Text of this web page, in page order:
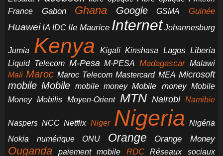
France
Gabon Ghana Google GSMA Guinée
Huawei IA IDC Ile Maurice Internet Johannesburg
Jumia Kenya Kigali Kinshasa Lagos Liberia
Liquid Telecom M-Pesa M-PESA Madagascar Malawi
Mali Maroc Maroc Telecom Mastercard MEA Microsoft
mobile Mobile mobile money Mobile money Mobile
Money Mobilis Moyen-Orient MTN Nairobi Namibie
Naspers NCC Netflix Niger Nigeria Nigéria
Nokia
numérique ONU Orange Orange Money
Ouganda paiement mobile RDC Réseaux sociaux